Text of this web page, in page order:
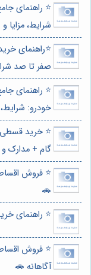
⭐️ راهنمای
شرایط، مزایا
صفر تا صد
⭐️ راهنمای
خودرو:
⭐️ خرید قسطی
گام + مدارک
⭐️ فروش
🚗
⭐️ راهنمای خرید
⭐️ فروش
آگاهانه 🚗